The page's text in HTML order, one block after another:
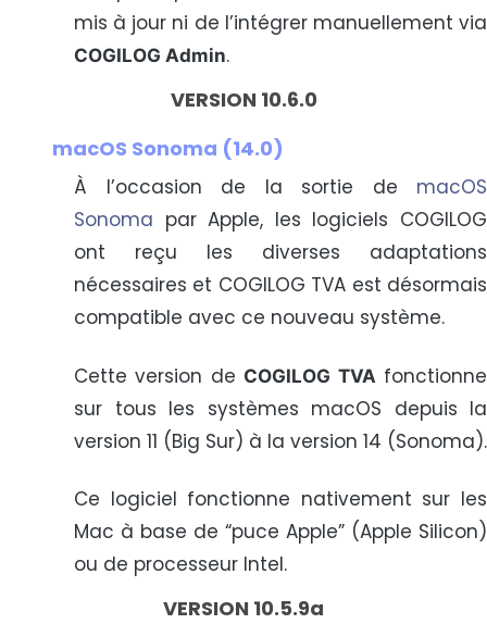
mis à jour ni de l’intégrer manuellement via
COGILOG Admin.
VERSION 10.6.0
macOS Sonoma (14.0)
À l’occasion de la sortie de macOS
Sonoma par Apple, les logiciels COGILOG
ont reçu les diverses adaptations
nécessaires et COGILOG TVA est désormais
compatible avec ce nouveau système.
Cette version de COGILOG TVAfonctionne
sur tous les systèmes macOS depuis la
version 11 (Big Sur) à la version 14 (Sonoma).
Ce logiciel fonctionne nativement sur les
Mac à base de “puce Apple” (Apple Silicon)
ou de processeur Intel.
VERSION 10.5.9a